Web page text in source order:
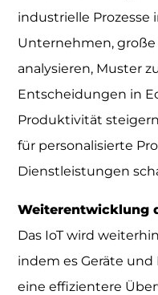
industrielle Prozesse
Unternehmen,
analysieren, Muster
Entscheidungen in
Produktivität
für personalisierte
Dienstleistungen
Weiterentwicklung
Das IoT wird
indem es Geräte
eine effizientere